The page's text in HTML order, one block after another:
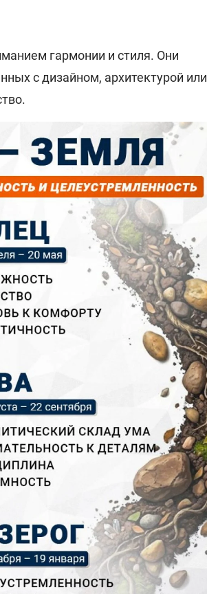
гармонии и стиля. Они
с дизайном, архитектурой или